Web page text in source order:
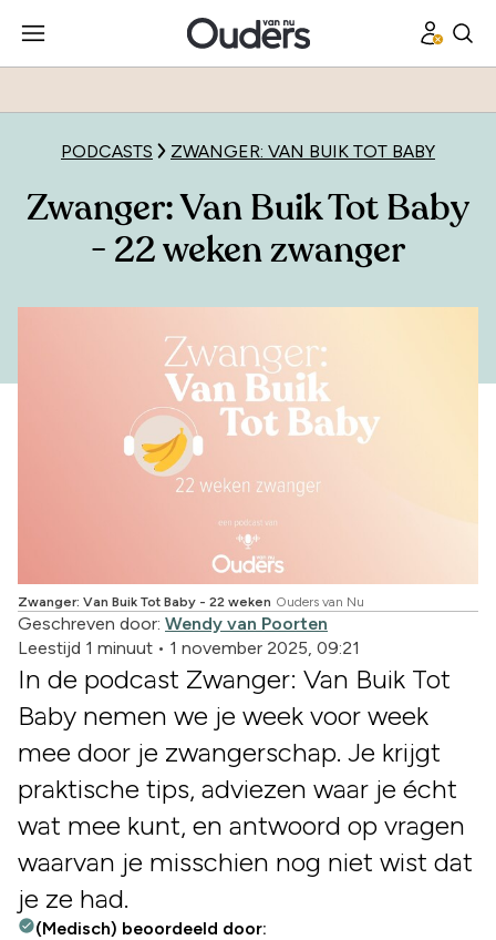
PODCASTS ZWANGER: VAN BUIK TOT BABY
Zwanger: Van Buik Tot Baby
- 22 weken zwanger
Zwanger: Van Buik Tot Baby - 22 weken Ouders van Nu
Geschreven door: Wendy van Poorten
Leestijd 1 minuut • 1 november 2025, 09:21
In de podcast Zwanger: Van Buik Tot
Baby nemen we je week voor week
mee door je zwangerschap. Je krijgt
praktische tips, adviezen waar je écht
wat mee kunt, en antwoord op vragen
waarvan je misschien nog niet wist dat
je ze had.
(Medisch) beoordeeld door: